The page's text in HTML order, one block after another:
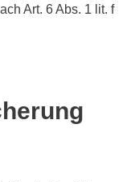
Art. 6 Abs. 1 lit. f